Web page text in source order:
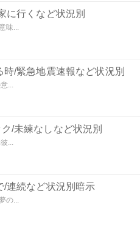
に行くなど状況別
味...
/緊急地震速報など状況別
...
/未練なしなど状況別
...
/連続など状況別暗示
の...